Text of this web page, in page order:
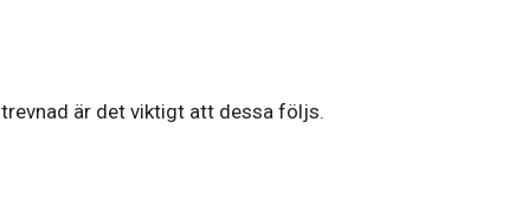
är det viktigt att dessa följs.